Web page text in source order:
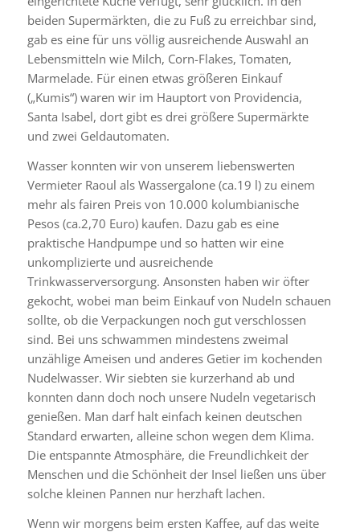
beiden Supermärkten, die zu Fuß zu erreichbar sind,
gab es eine für uns völlig ausreichende Auswahl an
Lebensmitteln wie Milch, Corn-Flakes, Tomaten,
Marmelade. Für einen etwas größeren Einkauf
(„Kumis“) waren wir im Hauptort von Providencia,
Santa Isabel, dort gibt es drei größere Supermärkte
und zwei Geldautomaten.
Wasser konnten wir von unserem liebenswerten
Vermieter Raoul als Wassergalone (ca.19 l) zu einem
mehr als fairen Preis von 10.000 kolumbianische
Pesos (ca.2,70 Euro) kaufen. Dazu gab es eine
praktische Handpumpe und so hatten wir eine
unkomplizierte und ausreichende
Trinkwasserversorgung. Ansonsten haben wir öfter
gekocht, wobei man beim Einkauf von Nudeln schauen
sollte, ob die Verpackungen noch gut verschlossen
sind. Bei uns schwammen mindestens zweimal
unzählige Ameisen und anderes Getier im kochenden
Nudelwasser. Wir siebten sie kurzerhand ab und
konnten dann doch noch unsere Nudeln vegetarisch
genießen. Man darf halt einfach keinen deutschen
Standard erwarten, alleine schon wegen dem Klima.
Die entspannte Atmosphäre, die Freundlichkeit der
Menschen und die Schönheit der Insel ließen uns über
solche kleinen Pannen nur herzhaft lachen.
Wenn wir morgens beim ersten Kaffee, auf das weite